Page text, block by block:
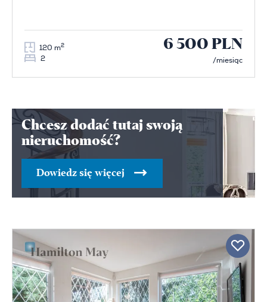
120 m2
2
6 500 PLN
/miesiąc
Chcesz dodać tutaj swoją
nieruchomość?
Dowiedz się więcej